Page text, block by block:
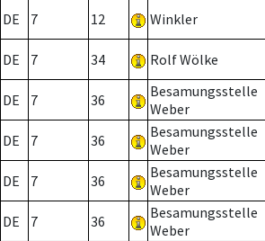
DE 7 12 Winkler
DE 7 34 Rolf Wölke
DE 7 36
Besamungsstelle
Weber
DE 7 36
Besamungsstelle
Weber
DE 7 36
Besamungsstelle
Weber
DE 7 36
Besamungsstelle
Weber